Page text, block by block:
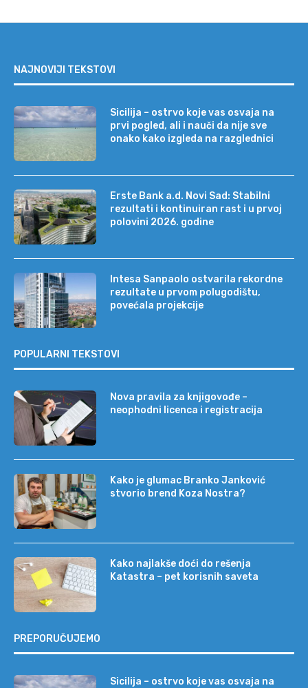
NAJNOVIJI TEKSTOVI
Sicilija – ostrvo koje vas osvaja na
prvi pogled, ali i nauči da nije sve
onako kako izgleda na razglednici
Erste Bank a.d. Novi Sad: Stabilni
rezultati i kontinuiran rast i u prvoj
polovini 2026. godine
Intesa Sanpaolo ostvarila rekordne
rezultate u prvom polugodištu,
povećala projekcije
POPULARNI TEKSTOVI
Nova pravila za knjigovođe –
neophodni licenca i registracija
Kako je glumac Branko Janković
stvorio brend Koza Nostra?
Kako najlakše doći do rešenja
Katastra – pet korisnih saveta
PREPORUČUJEMO
Sicilija – ostrvo koje vas osvaja na